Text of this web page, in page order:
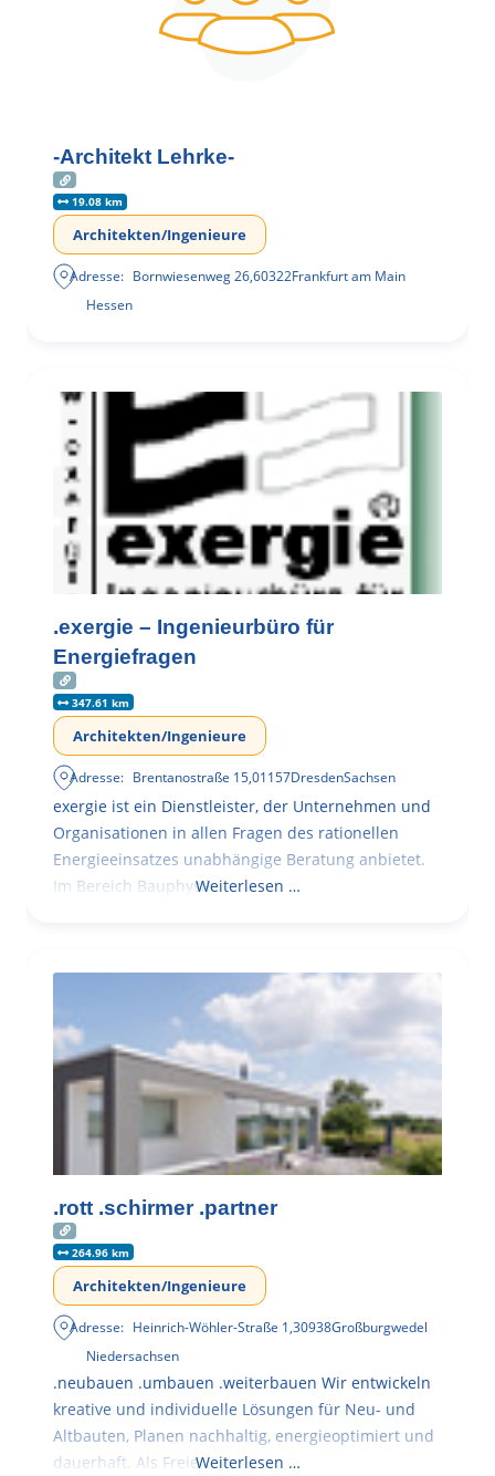
-Architekt Lehrke-
19.08 km
Architekten/Ingenieure
Adresse: Bornwiesenweg 26,60322Frankfurt am Main
Hessen
.exergie – Ingenieurbüro für
Energiefragen
347.61 km
Architekten/Ingenieure
Adresse: Brentanostraße 15,01157DresdenSachsen
exergie ist ein Dienstleister, der Unternehmen und
Organisationen in allen Fragen des rationellen
Energieeinsatzes unabhängige Beratung anbietet.
Im Bereich BauphysikWeiterlesen …
.rott .schirmer .partner
264.96 km
Architekten/Ingenieure
Adresse: Heinrich-Wöhler-Straße 1,30938Großburgwedel
Niedersachsen
.neubauen .umbauen .weiterbauen Wir entwickeln
kreative und individuelle Lösungen für Neu- und
Altbauten, Planen nachhaltig, energieoptimiert und
dauerhaft. Als FreieWeiterlesen …